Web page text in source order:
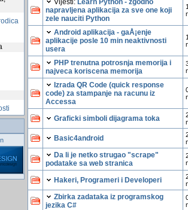
Vijesti: Learn Python - zgodno
napravljena aplikacija za sve one koji
zele nauciti Python
Android aplikacija - gaÅ¡enje
aplikacije posle 10 min neaktivnosti
usera
PHP trenutna potrosnja memorija i
najveca koriscena memorija
Izrada QR Code (quick response
code) za stampanje na racunu iz
Accessa
Graficki simboli dijagrama toka
Basic4android
Da li je netko strugao "scrape"
podatake sa web stranica
Hakeri, Programeri i Developeri
Zbirka zadataka iz programskog
jezika C#